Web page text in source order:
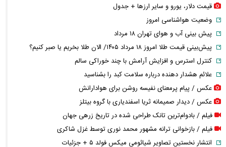
قیمت دلار، یورو و سایر ارز‌ها + جدول
وضعیت هواشناسی امروز
پیش بینی آب و هوای تهران ۱۸ مرداد
پیش‌بینی قیمت طلا امروز ۱۸ مرداد ۱۴۰۵/ الان طلا بخریم یا صبر کنیم؟
کنترل استرس و افزایش آرامش با چند خوراکی سالم
علائم هشدار دهنده درباره سلامت کبد را بشناسید
عکس / پیام پرمعنای نفیسه روشن برای هوادارانش
عکس / دیدار صمیمانه ثریا اسفندیاری با گروه بیتلز
فیلم / بادوام‌ترین تانک طراحی شده در تاریخ زرهی جهان
فیلم / بازخوانی ترانه مشهور محمد نوری توسط غزل شاکری
انتشار نخستین تصاویر شیائومی میکس فولد ۵ + جزئیات